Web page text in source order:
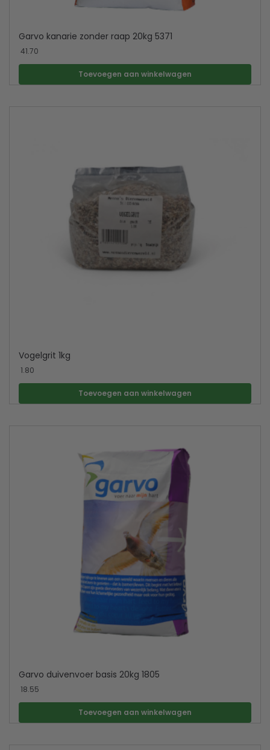
Garvo kanarie zonder raap 20kg 5371
41.70
Toevoegen aan winkelwagen
Vogelgrit 1kg
1.80
Toevoegen aan winkelwagen
Garvo duivenvoer basis 20kg 1805
18.55
Toevoegen aan winkelwagen